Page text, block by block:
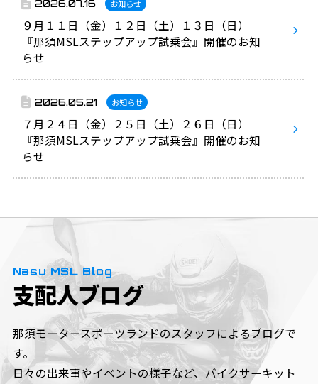
2026.07.16 お知らせ
９月１１日（金）１２日（土）１３日（日）
『那須MSLステップアップ試乗会』開催のお知
らせ
2026.05.21 お知らせ
７月２４日（金）２５日（土）２６日（日）
『那須MSLステップアップ試乗会』開催のお知
らせ
Nasu MSL Blog
支配人ブログ
那須モータースポーツランドのスタッフによるブログで
す。
日々の出来事やイベントの様子など、 バイクサーキット